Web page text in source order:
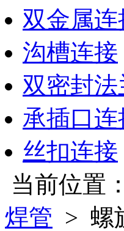
双金属连
沟槽连接
双密封
承插口连
丝扣连接
当前位置：
焊管 > 螺